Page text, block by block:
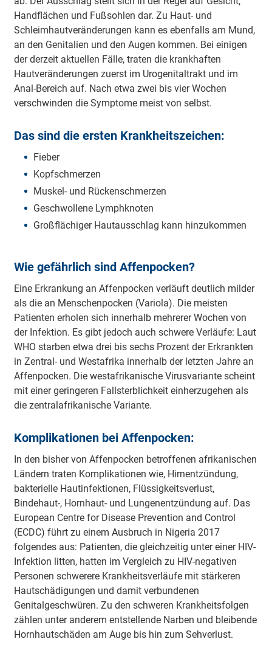
Handflächen und Fußsohlen dar. Zu Haut- und
Schleimhautveränderungen kann es ebenfalls am Mund,
an den Genitalien und den Augen kommen. Bei einigen
der derzeit aktuellen Fälle, traten die krankhaften
Hautveränderungen zuerst im Urogenitaltrakt und im
Anal-Bereich auf. Nach etwa zwei bis vier Wochen
verschwinden die Symptome meist von selbst.
Das sind die ersten Krankheitszeichen:
Fieber
Kopfschmerzen
Muskel- und Rückenschmerzen
Geschwollene Lymphknoten
Großflächiger Hautausschlag kann hinzukommen
Wie gefährlich sind Affenpocken?
Eine Erkrankung an Affenpocken verläuft deutlich milder
als die an Menschenpocken (Variola). Die meisten
Patienten erholen sich innerhalb mehrerer Wochen von
der Infektion. Es gibt jedoch auch schwere Verläufe: Laut
WHO starben etwa drei bis sechs Prozent der Erkrankten
in Zentral- und Westafrika innerhalb der letzten Jahre an
Affenpocken. Die westafrikanische Virusvariante scheint
mit einer geringeren Fallsterblichkeit einherzugehen als
die zentralafrikanische Variante.
Komplikationen bei Affenpocken:
In den bisher von Affenpocken betroffenen afrikanischen
Ländern traten Komplikationen wie, Hirnentzündung,
bakterielle Hautinfektionen, Flüssigkeitsverlust,
Bindehaut-, Hornhaut- und Lungenentzündung auf. Das
European Centre for Disease Prevention and Control
(ECDC) führt zu einem Ausbruch in Nigeria 2017
folgendes aus: Patienten, die gleichzeitig unter einer HIV-
Infektion litten, hatten im Vergleich zu HIV-negativen
Personen schwerere Krankheitsverläufe mit stärkeren
Hautschädigungen und damit verbundenen
Genitalgeschwüren. Zu den schweren Krankheitsfolgen
zählen unter anderem entstellende Narben und bleibende
Hornhautschäden am Auge bis hin zum Sehverlust.